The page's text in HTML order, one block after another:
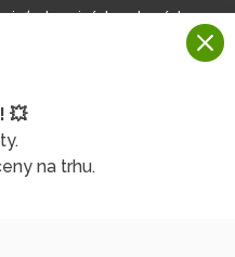
💥
na trhu.
na iných webových
niekoľko kategórií